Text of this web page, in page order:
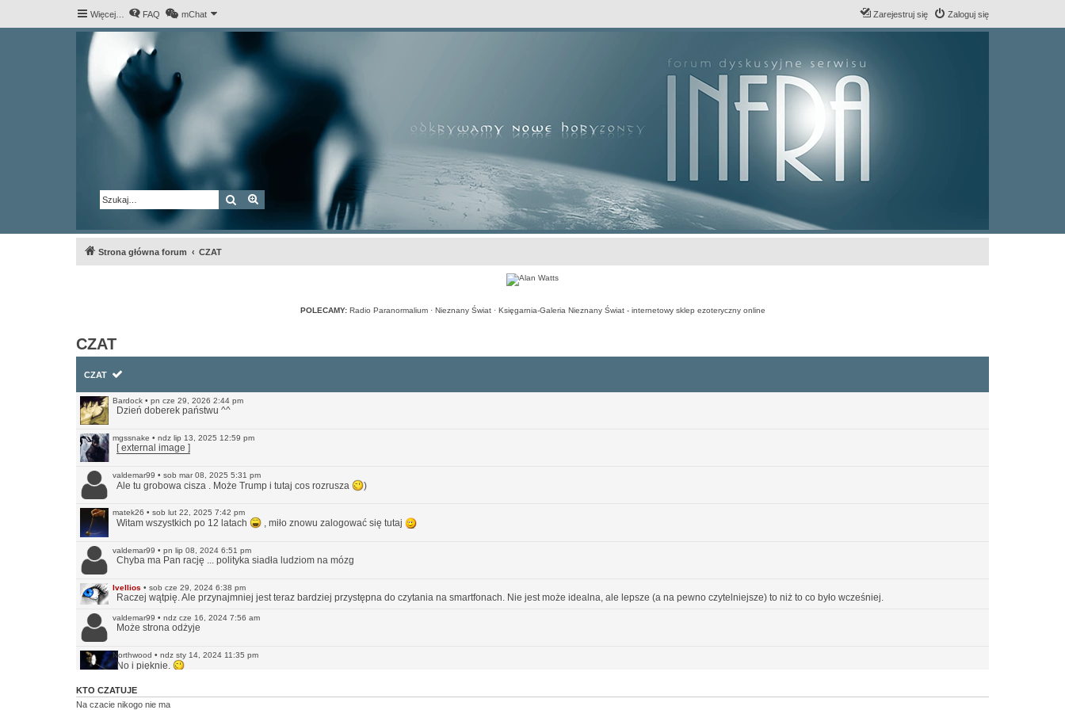
Więcej… FAQ mChat Zaloguj się
Zarejestruj się
Szukaj Wyszukiwanie zaawansowane
Strona główna forum CZAT
POLECAMY: Radio Paranormalium· Nieznany Świat· Księgarnia-Galeria Nieznany Świat - internetowy sklep ezoteryczny online
CZAT
CZAT
Bardock • pn cze 29, 2026 2:44 pm
Dzień doberek państwu ^^
mgssnake • ndz lip 13, 2025 12:59 pm
[ external image ]
valdemar99 • sob mar 08, 2025 5:31 pm
Ale tu grobowa cisza . Może Trump i tutaj cos rozrusza )
matek26 • sob lut 22, 2025 7:42 pm
Witam wszystkich po 12 latach , miło znowu zalogować się tutaj
valdemar99 • pn lip 08, 2024 6:51 pm
Chyba ma Pan rację ... polityka siadła ludziom na mózg
Ivellios • sob cze 29, 2024 6:38 pm
Raczej wątpię. Ale przynajmniej jest teraz bardziej przystępna do czytania na smartfonach. Nie jest może idealna, ale lepsze (a na pewno czytelniejsze) to niż to co było wcześniej.
valdemar99 • ndz cze 16, 2024 7:56 am
Może strona odżyje
Northwood • ndz sty 14, 2024 11:35 pm
No i pięknie.
Ivellios
Przekonwertowałem Infrę na WordPressa:
KTO CZATUJE
Na czacie nikogo nie ma